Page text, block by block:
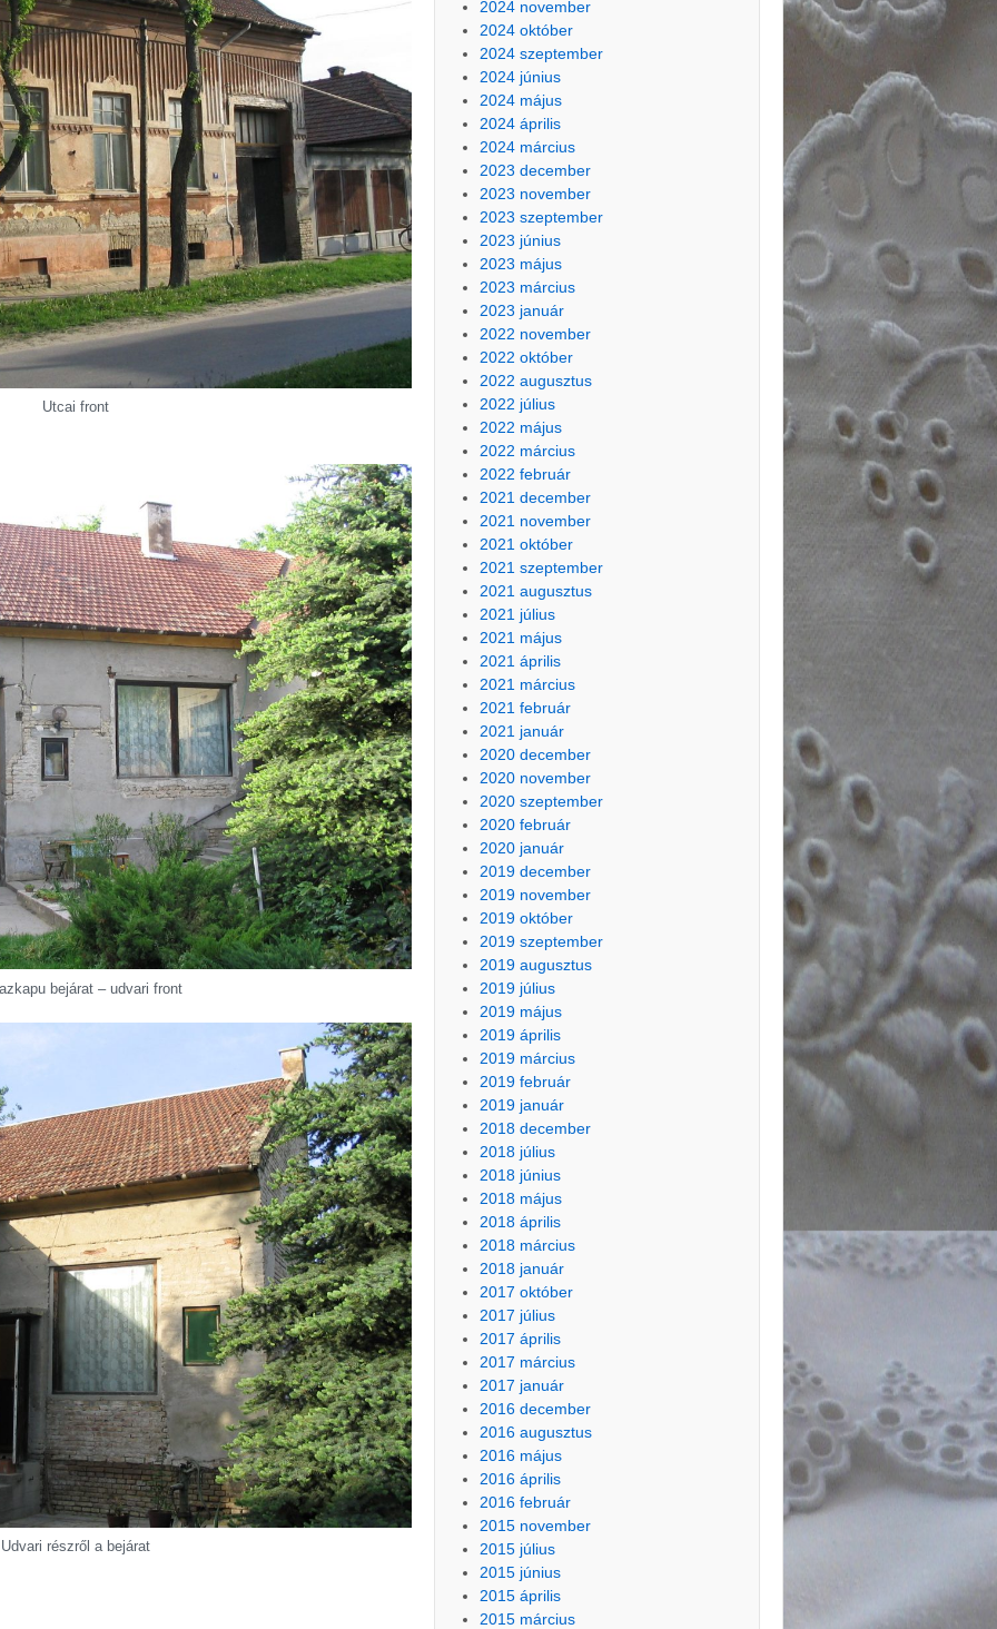
Utcai front
bejárat – udvari front
Udvari részről a bejárat
2024 november
2024 október
2024 szeptember
2024 június
2024 május
2024 április
2024 március
2023 december
2023 november
2023 szeptember
2023 június
2023 május
2023 március
2023 január
2022 november
2022 október
2022 augusztus
2022 július
2022 május
2022 március
2022 február
2021 december
2021 november
2021 október
2021 szeptember
2021 augusztus
2021 július
2021 május
2021 április
2021 március
2021 február
2021 január
2020 december
2020 november
2020 szeptember
2020 február
2020 január
2019 december
2019 november
2019 október
2019 szeptember
2019 augusztus
2019 július
2019 május
2019 április
2019 március
2019 február
2019 január
2018 december
2018 július
2018 június
2018 május
2018 április
2018 március
2018 január
2017 október
2017 július
2017 április
2017 március
2017 január
2016 december
2016 augusztus
2016 május
2016 április
2016 február
2015 november
2015 július
2015 június
2015 április
2015 március